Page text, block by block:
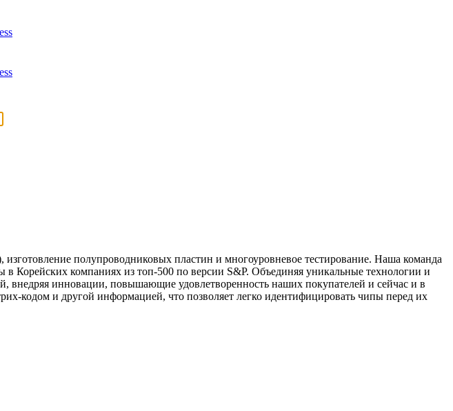
полупроводниковых пластин и многоуровневое тестирование. Наша команда
Корейских компаниях из топ-500 по версии S&P. Объединяя уникальные технологии и
инновации, повышающие удовлетворенность наших покупателей и сейчас и в
кодом и другой информацией, что позволяет легко идентифицировать чипы перед их